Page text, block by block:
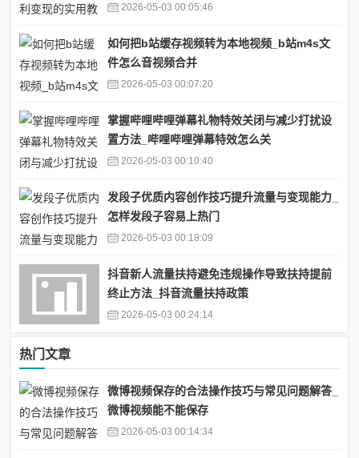
2026-05-03 00:05:46
如何把b站缓存视频转为本地视频_b站m4s文
件怎么音视频合并
2026-05-03 00:07:20
掌握哔哩哔哩弹幕礼物特效关闭与减少打扰设
置方法_哔哩哔哩弹幕特效怎么关
2026-05-03 00:10:40
发段子优质内容创作技巧提升流量与变现能力_
怎样发段子容易上热门
2026-05-03 00:18:09
抖音新人流量扶持避免违规操作导致扶持提前
终止方法_抖音流量扶持政策
2026-05-03 00:24:14
热门文章
微博视频保存的合法操作技巧与常见问题解答_
微博视频能不能保存
2026-05-03 00:14:34